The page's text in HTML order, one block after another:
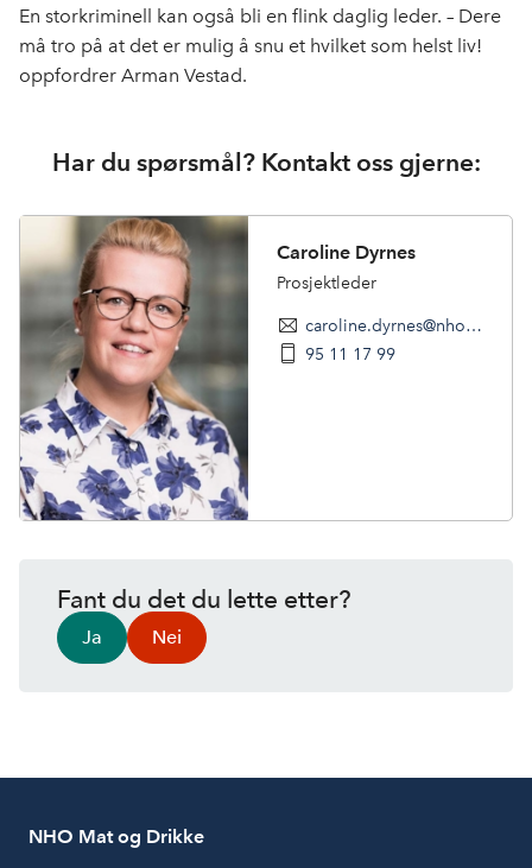
En storkriminell kan også bli en flink daglig leder. – Dere
må tro på at det er mulig å snu et hvilket som helst liv!
oppfordrer Arman Vestad.
Har du spørsmål? Kontakt oss gjerne:
Caroline Dyrnes
Prosjektleder
caroline.dyrnes@nhomd.no
95 11 17 99
Fant du det du lette etter?
Ja Nei
NHO Mat og Drikke